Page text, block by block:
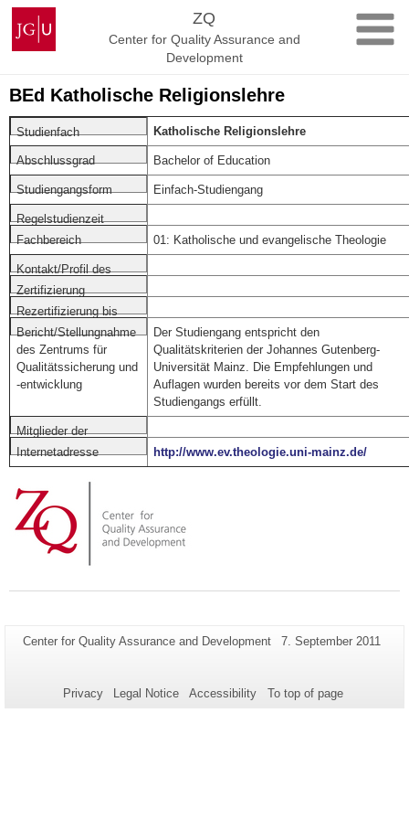
Skip
content
Johannes
Gutenberg
University
ZQ
Center for Quality Assurance and
Development
BEd Katholische Religionslehre
Studienfach Katholische Religionslehre
Abschlussgrad Bachelor of Education
Studiengangsform Einfach-Studiengang
Regelstudienzeit
Fachbereich
01: Katholische und evangelische Theologie
Kontakt/Profil des
Studiengangs
Zertifizierung
Rezertifizierung bis
Bericht/Stellungnahme
des Zentrums für
Qualitätssicherung und
-entwicklung
Der Studiengang entspricht den
Qualitätskriterien der Johannes Gutenberg-
Universität Mainz. Die Empfehlungen und
Auflagen wurden bereits vor dem Start des
Studiengangs erfüllt.
Mitglieder der
Gutachtergruppe
Internetadresse http://www.ev.theologie.uni-mainz.de/
Additional
this
Page-
Center for Quality Assurance and Development
Last
7. September 2011
Privacy Legal Notice Accessibility To top of page